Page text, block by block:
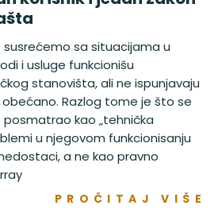
susrećemo sa situacijama u
i usluge funkcionišu
stanovišta, ali ne ispunjavaju
Razlog tome je što se
kao „tehnička
u njegovom funkcionisanju
a ne kao pravno
PROČITAJ VIŠE